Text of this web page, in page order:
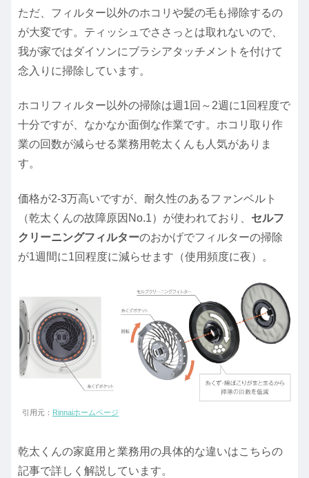
ただ、フィルター以外のホコリや髪の毛も掃除するの
が大変です。ティッシュでささっとは取れないので、
我が家ではダイソンにブラシアタッチメントを付けて
念入りに掃除しています。
ホコリフィルター以外の掃除は週1回～2週に1回程度で
十分ですが、なかなか面倒な作業です。ホコリ取り作
業の回数が減らせる業務用乾太くんも人気がありま
す。
価格が2-3万高いですが、耐久性のあるファンベルト
（乾太くんの故障原因No.1）が使われており、 セルフ
クリーニングフィルターのおかげでフィルターの掃除
が1週間に1回程度に減らせます（使用頻度に夜）。
引用元： Rinnaiホームページ
乾太くんの家庭用と業務用の具体的な違いはこちらの
記事で詳しく解説しています。